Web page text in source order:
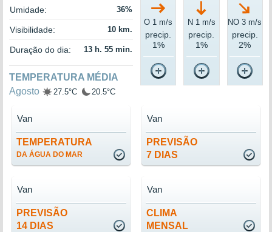
Umidade: 36%
Visibilidade: 10 km.
Duração do dia: 13 h. 55 min.
TEMPERATURA MÉDIA
Agosto
27.5°C 20.5°C
O 1 m/s
precip.
1%
N 1 m/s
precip.
1%
NO 3 m/s
precip.
2%
TEMPERATURA
DA ÁGUA DO MAR
Van
PREVISÃO
7 DIAS
Van
PREVISÃO
14 DIAS
Van
CLIMA
MENSAL
Van